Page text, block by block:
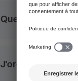
Que faut-il faire
J'organise un